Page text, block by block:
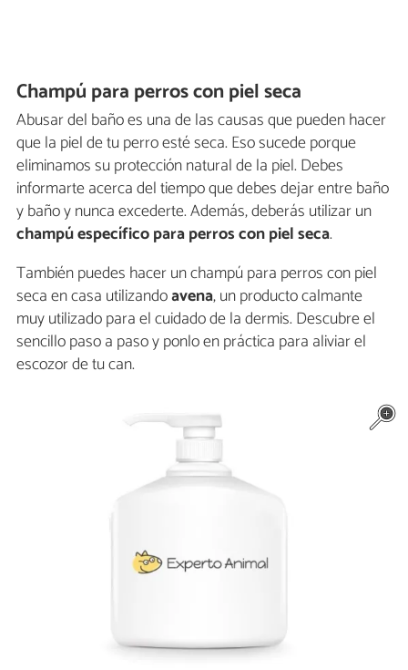
Champú para perros con piel seca
Abusar del baño es una de las causas que pueden hacer
que la piel de tu perro esté seca. Eso sucede porque
eliminamos su protección natural de la piel. Debes
informarte acerca del tiempo que debes dejar entre baño
y baño y nunca excederte. Además, deberás utilizar un
champú específico para perros con piel seca.
También puedes hacer un champú para perros con piel
seca en casa utilizandoavena, un producto calmante
muy utilizado para el cuidado de la dermis. Descubre el
sencillo paso a paso y ponlo en práctica para aliviar el
escozor de tu can.